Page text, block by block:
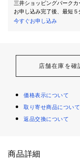
三井ショッピングパーク
お申し込み完了後、最短５
今すぐお申し込み
店舗在庫を確
価格表示について
取り寄せ商品について
返品交換について
商品詳細